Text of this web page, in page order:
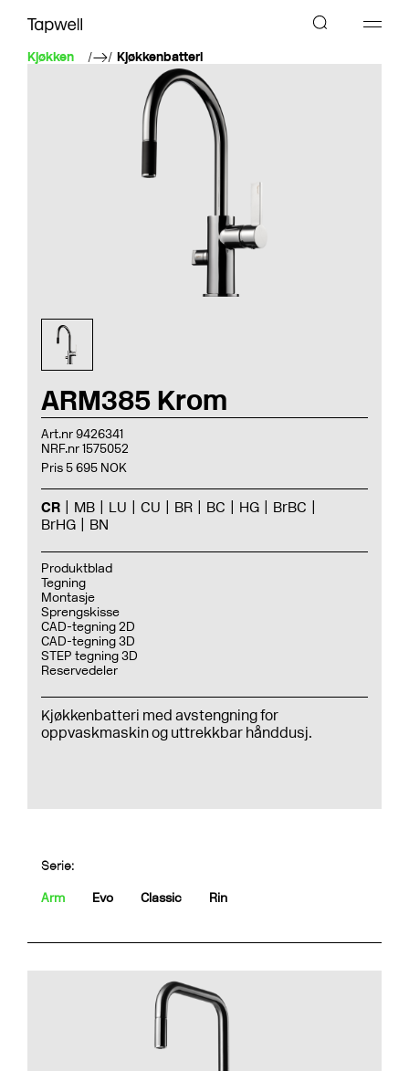
Kjøkken Kjøkkenbatteri
ARM385 Krom
Art.nr 9426341
NRF.nr 1575052
Pris 5 695 NOK
CR MB LU CU BR BC HG
BrBC
BrHG
BN
Produktblad
Tegning
Montasje
Sprengskisse
CAD-tegning 2D
CAD-tegning 3D
STEP tegning 3D
Reservedeler
Kjøkkenbatteri med avstengning for
oppvaskmaskin og uttrekkbar hånddusj.
Serie:
Arm Evo Classic Rin